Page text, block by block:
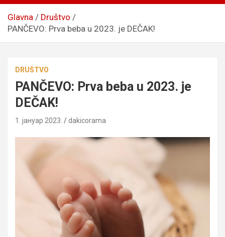
Glavna
Društvo
PANČEVO: Prva beba u 2023. je DEČAK!
DRUŠTVO
PANČEVO: Prva beba u 2023. je
DEČAK!
1. јануар 2023. dakicorama